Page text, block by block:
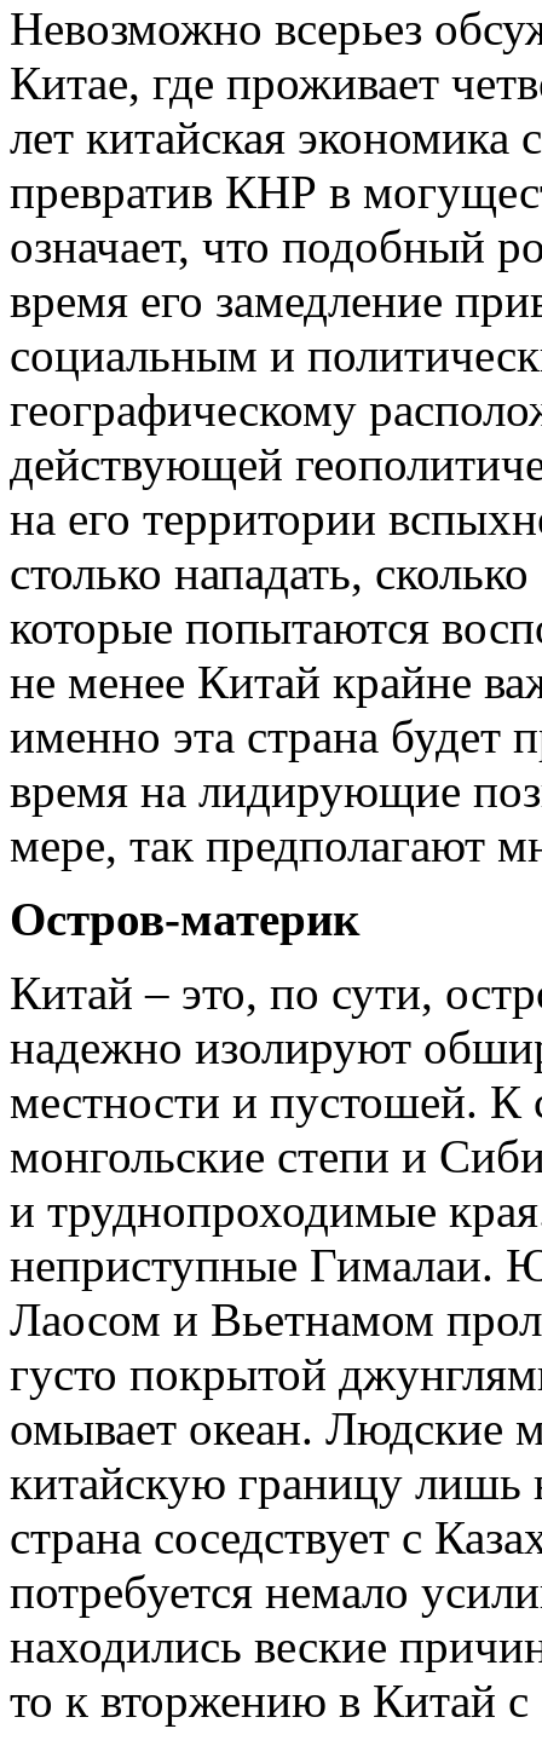
Невозможно всерьез
Китае, где проживает
лет китайская
превратив КНР в
означает, что подобный
время его замедление
социальным и
географическому
действующей
на его территории
столько нападать,
которые попытаются
не менее Китай крайне
именно эта страна будет
время на лидирующие
мере, так предполагают
Остров-материк
Китай – это, по сути,
надежно изолируют
местности и пустошей. К
монгольские степи и
и труднопроходимые
неприступные Гималаи.
Лаосом и Вьетнамом
густо покрытой
омывает океан. Людские
китайскую границу лишь
страна соседствует с
потребуется немало
находились веские
то к вторжению в Китай с